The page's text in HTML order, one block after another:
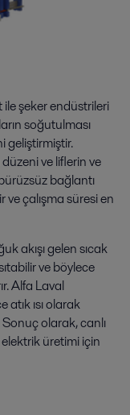
ile şeker endüstrileri
soğutulması
geliştirmiştir.
ve liflerin ve
bağlantı
ve çalışma süresi en
akışı gelen sıcak
ve böylece
Alfa Laval
atık ısı olarak
olarak, canlı
üretimi için